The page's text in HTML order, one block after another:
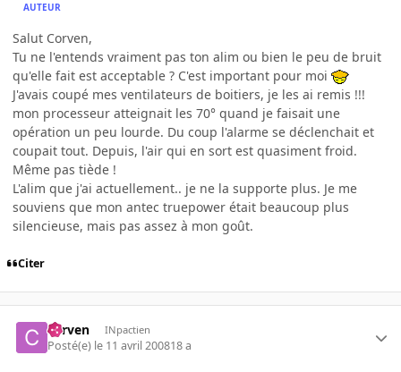
AUTEUR
Salut Corven,
Tu ne l'entends vraiment pas ton alim ou bien le peu de bruit
qu'elle fait est acceptable ? C'est important pour moi
J'avais coupé mes ventilateurs de boitiers, je les ai remis !!!
mon processeur atteignait les 70° quand je faisait une
opération un peu lourde. Du coup l'alarme se déclenchait et
coupait tout. Depuis, l'air qui en sort est quasiment froid.
Même pas tiède !
L'alim que j'ai actuellement.. je ne la supporte plus. Je me
souviens que mon antec truepower était beaucoup plus
silencieuse, mais pas assez à mon goût.
Citer
corven INpactien
Posté(e) le 11 avril 200818 a